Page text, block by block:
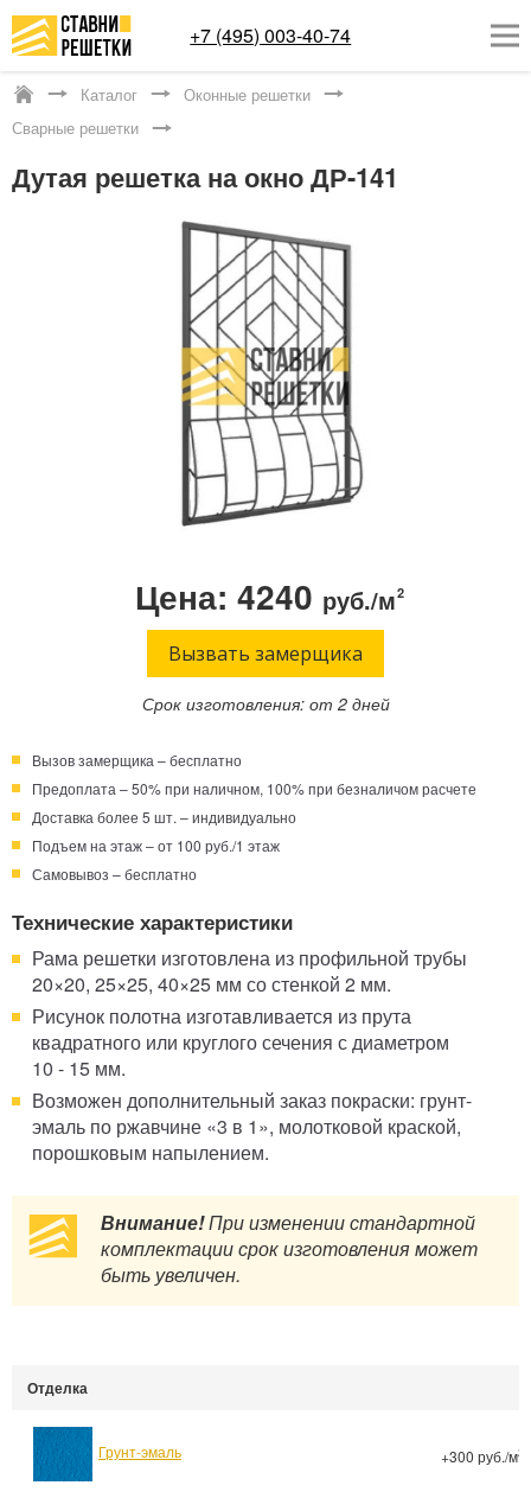
+7 (495) 003-40-74
СТАВНИ НА ОКНА
Заказать обратный звонок
+7 (495) 003-40-74 Круглосуточно!
Каталог
Оконные решетки
Сварные решетки
Дутая решетка на окно ДР-141
Цена: 4240 руб./м2
Вызвать замерщика
Срок изготовления: от 2 дней
Вызов замерщика – бесплатно
Предоплата – 50% при наличном, 100% при безналичом расчете
Доставка более 5 шт. – индивидуально
Подъем на этаж – от 100 руб./1 этаж
Самовывоз – бесплатно
Технические характеристики
Рама решетки изготовлена из профильной трубы
20×20, 25×25, 40×25 мм со стенкой 2 мм.
Рисунок полотна изготавливается из прута
квадратного или круглого сечения с диаметром
10 - 15 мм.
Возможен дополнительный заказ покраски: грунт-
эмаль по ржавчине «3 в 1», молотковой краской,
порошковым напылением.
Внимание!При изменении стандартной
комплектации срок изготовления может
быть увеличен.
Отделка
Грунт-эмаль +300 руб./м2